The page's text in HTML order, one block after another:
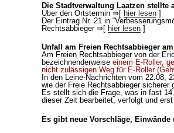
Die Stadtverwaltung Laatzen
Über den Ortstermin ⇒[ hier lesen ]
Der Eintrag Nr. 21 in
Rechtsabbieger ⇒[ hier lesen ]
Unfall am Freien Rechtsabbieger am
Am Freien Rechtsabbieger von der
bezeichnenderweiseeinem E-Roller,
nicht zulässigen Weg für E-Roller
In den Leine-Nachrichten vom 22.08,
wie der Freie Rechtsabbieger sicherer
Es stellt sich die Frage, was in fast
dieser Zeit bearbeitet, verfolgt und
Es gibt neue Vorschläge,